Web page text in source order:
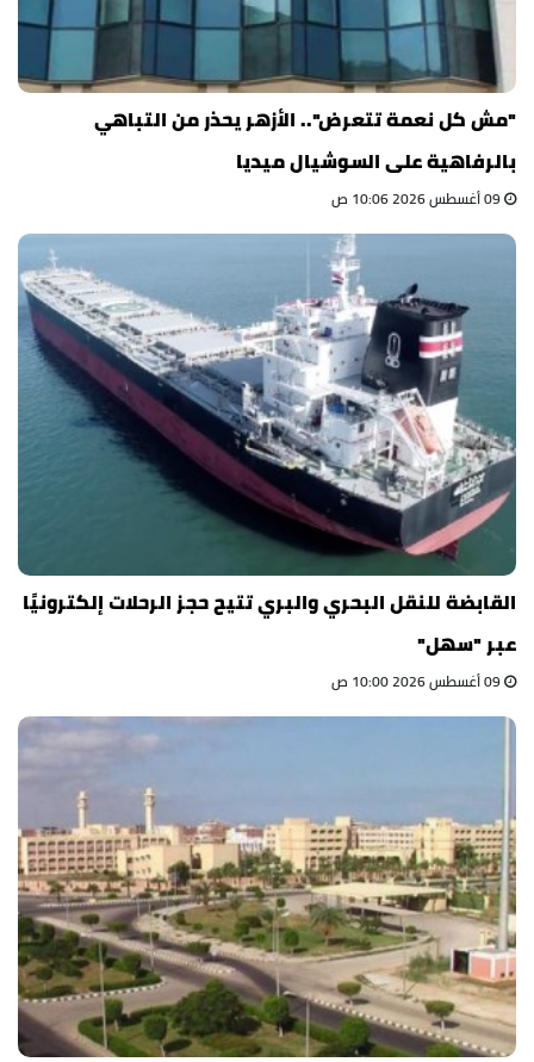
"مش كل نعمة تتعرض".. الأزهر يحذر من التباهي
بالرفاهية على السوشيال ميديا
القابضة للنقل البحري والبري تتيح حجز الرحلات إلكترونيًا
عبر "سهل"